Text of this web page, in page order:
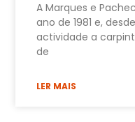
A Marques e
ano de 1981 e,
actividade a
de
LER MAIS